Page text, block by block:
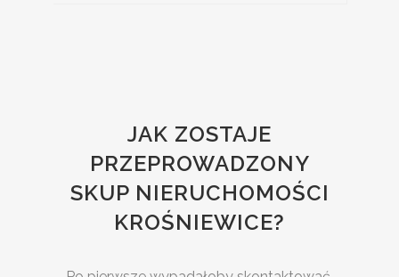
JAK ZOSTAJE
PRZEPROWADZONY
SKUP NIERUCHOMOŚCI
KROŚNIEWICE?